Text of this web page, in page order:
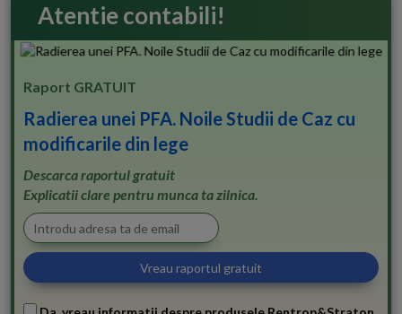
Atentie contabili!
Raport GRATUIT
Radierea unei PFA. Noile Studii de Caz cu
modificarile din lege
Descarca raportul gratuit
Explicatii clare pentru munca ta zilnica.